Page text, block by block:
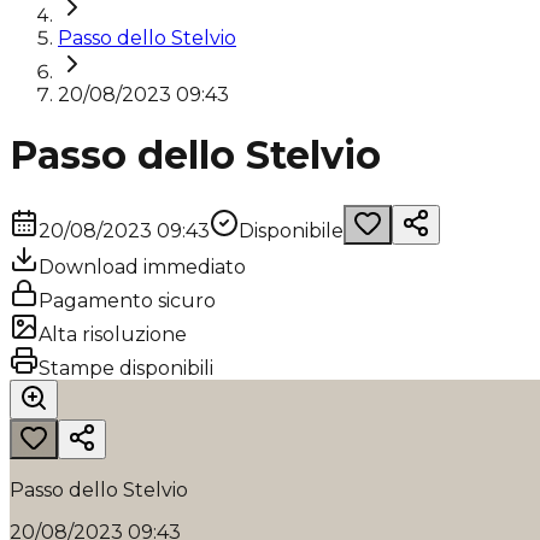
Passo dello Stelvio
20/08/2023 09:43
Passo dello Stelvio
20/08/2023 09:43
Disponibile
Download immediato
Pagamento sicuro
Alta risoluzione
Stampe disponibili
Passo dello Stelvio
20/08/2023 09:43